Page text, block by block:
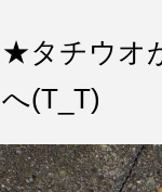
★タチウオ
へ(T_T)